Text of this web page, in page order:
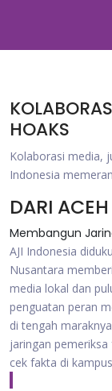
HOAKS
Kolaborasi media,
Indonesia
DARI
Membangun
AJI Indonesia
Nusantara
media lokal dan
penguatan peran
di tengah
jaringan
cek fakta di